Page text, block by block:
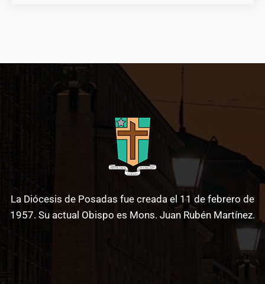
La Diócesis de Posadas fue creada el 11 de febrero de
1957. Su actual Obispo es Mons. Juan Rubén Martínez.